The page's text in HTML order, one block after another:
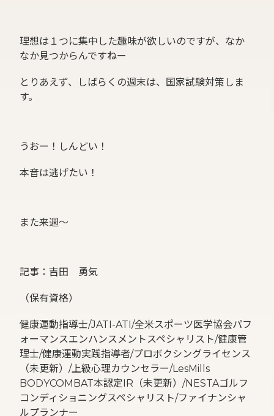
理想は１つに集中した趣味が欲しいのですが、なか
なか見つからんですねー
とりあえず、しばらくの週末は、国家試験対策しま
す。
うおー！しんどい！
本音は逃げたい！
また来週〜
記事：吉田 勇気
（保有資格）
健康運動指導士/JATI-ATI/全米スポーツ医学協会パフ
ォーマンスエンハンスメントスペシャリスト/健康管
理士/健康運動実践指導者/プロボクシングライセンス
（未更新）/上級心理カウンセラー/LesMills
BODYCOMBAT本認定IR（未更新）/NESTAゴルフ
コンディショニングスペシャリスト/ファイナンシャ
ルプランナー